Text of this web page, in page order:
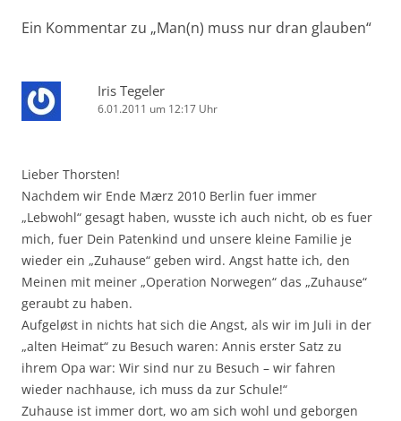
Ein Kommentar zu „Man(n) muss nur dran glauben“
Iris Tegeler
6.01.2011 um 12:17 Uhr
Lieber Thorsten!
Nachdem wir Ende Mærz 2010 Berlin fuer immer
„Lebwohl“ gesagt haben, wusste ich auch nicht, ob es fuer
mich, fuer Dein Patenkind und unsere kleine Familie je
wieder ein „Zuhause“ geben wird. Angst hatte ich, den
Meinen mit meiner „Operation Norwegen“ das „Zuhause“
geraubt zu haben.
Aufgeløst in nichts hat sich die Angst, als wir im Juli in der
„alten Heimat“ zu Besuch waren: Annis erster Satz zu
ihrem Opa war: Wir sind nur zu Besuch – wir fahren
wieder nachhause, ich muss da zur Schule!“
Zuhause ist immer dort, wo am sich wohl und geborgen